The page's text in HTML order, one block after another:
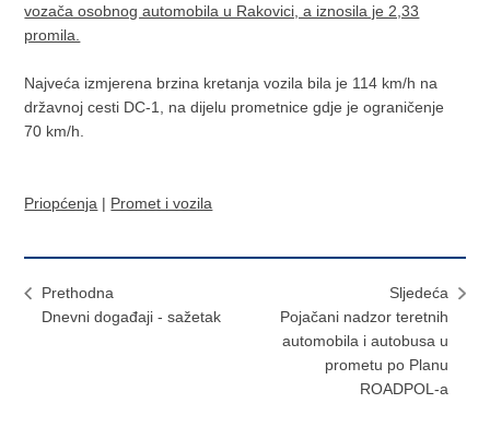
vozača osobnog automobila u Rakovici, a iznosila je 2,33
promila.
Najveća izmjerena brzina kretanja vozila bila je 114 km/h na
državnoj cesti DC-1, na dijelu prometnice gdje je ograničenje
70 km/h.
Priopćenja | Promet i vozila
Prethodna
Dnevni događaji - sažetak
Sljedeća
Pojačani nadzor teretnih
automobila i autobusa u
prometu po Planu
ROADPOL-a